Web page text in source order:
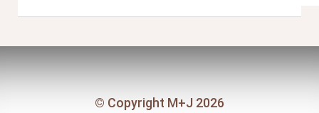
© Copyright M+J 2026